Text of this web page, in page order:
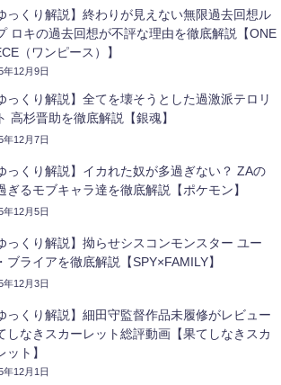
っくり解説】終わりが見えない無限過去回想ル
ロキの過去回想が不評な理由を徹底解説【ONE
（ワンピース）】
年12月9日
っくり解説】全てを壊そうとした過激派テロリ
高杉晋助を徹底解説【銀魂】
年12月7日
っくり解説】イカれた奴が多過ぎない？ ZAの
ぎるモブキャラ達を徹底解説【ポケモン】
年12月5日
っくり解説】拗らせシスコンモンスター ユー
ブライアを徹底解説【SPY×FAMILY】
年12月3日
っくり解説】細田守監督作品未履修がレビュー
しなきスカーレット総評動画【果てしなきスカ
ット】
年12月1日